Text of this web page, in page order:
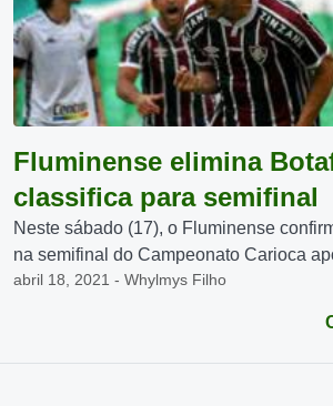
Fluminense elimina
classifica para semifinal
Neste sábado (17), o Fluminense
na semifinal do Campeonato Carioca
abril 18, 2021 - Whylmys Filho